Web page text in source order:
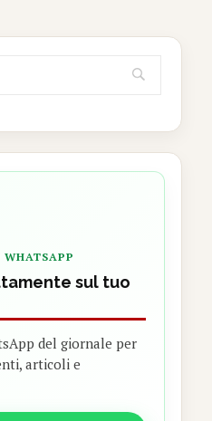
WHATSAPP
sul tuo
del giornale per
articoli e